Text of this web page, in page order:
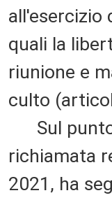
all'esercizio
quali la
riunione e
culto
Sul
richiamata
2021, ha